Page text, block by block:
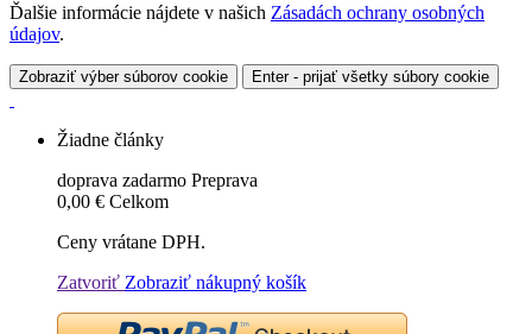
Ďalšie informácie nájdete v našich Zásadách ochrany osobných
údajov.
Zobraziť výber súborov cookie Enter - prijať všetky súbory cookie
Žiadne články
doprava zadarmo Preprava
0,00 € Celkom
Ceny vrátane DPH.
Zatvoriť Zobraziť nákupný košík